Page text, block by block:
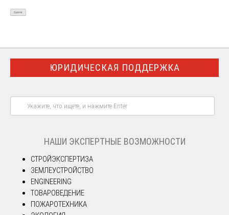
ЮРИДИЧЕСКАЯ ПОДДЕРЖКА
НАШИ ЭКСПЕРТНЫЕ ВОЗМОЖНОСТИ
СТРОЙЭКСПЕРТИЗА
ЗЕМЛЕУСТРОЙСТВО
ENGINEERING
ТОВАРОВЕДЕНИЕ
ПОЖАРОТЕХНИКА